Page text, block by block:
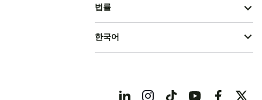
법률
한국어